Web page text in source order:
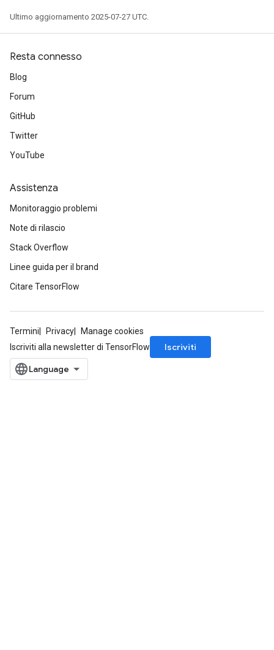
Ultimo aggiornamento 2025-07-27 UTC.
Resta connesso
Blog
Forum
GitHub
Twitter
YouTube
Assistenza
Monitoraggio problemi
Note di rilascio
Stack Overflow
Linee guida per il brand
Citare TensorFlow
Termini Privacy
Manage cookies
Iscriviti alla newsletter di TensorFlow
Iscriviti